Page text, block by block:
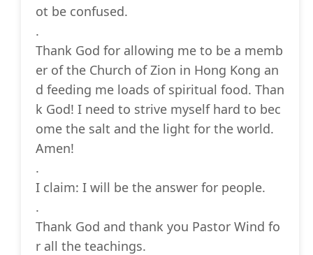
ot be confused.
.
Thank God for allowing me to be a memb
er of the Church of Zion in Hong Kong an
d feeding me loads of spiritual food. Than
k God! I need to strive myself hard to bec
ome the salt and the light for the world.
Amen!
.
I claim: I will be the answer for people.
.
Thank God and thank you Pastor Wind fo
r all the teachings.